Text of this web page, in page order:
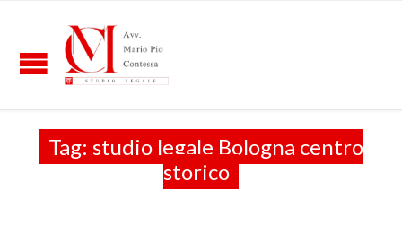
Tag: studio legale Bologna centro
storico